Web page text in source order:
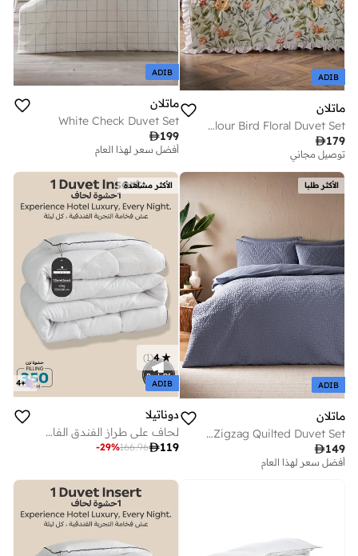
ADIB
ماتلان
Multicolour Bird Floral Duvet Set
179
توصيل مجاني
ADIB
ماتلان
White Check Duvet Set
199
أفضل سعر لهذا العام
توصيل مجاني
توصيل مجاني
الأكثر طلبا
ADIB
ماتلان
Blue Zigzag Quilted Duvet Set
149
أفضل سعر لهذا العام
الأكثر مشاهدة
+
4
4
(
1
)
ADIB
دوناتيلا
لحاف على طراز الفندق الفاخر مقاس كينج 220 * 240 سم ، صندوق لحاف كامل الموسم مع 6 علامات تبويب زاوية ، حشوة بديلة فائقة النعومة ، أبيض
119
166.96
-29%